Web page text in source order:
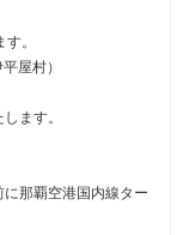
。
屋村）
ます。
那覇空港国内線ター